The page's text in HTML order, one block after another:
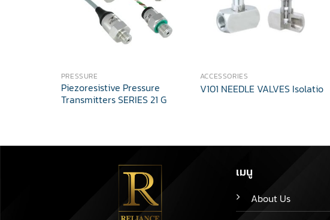
PRESSURE
Piezoresistive Pressure
Transmitters SERIES 21 G
ACCESSORIES
V101 NEEDLE VALVES Isolatio
เมนู
About Us